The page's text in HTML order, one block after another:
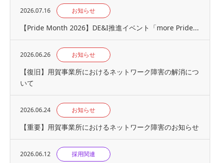
2026.07.16 お知らせ
【Pride Month 2026】DE&I推進イベント「more Pride...
2026.06.26 お知らせ
【復旧】用賀事業所におけるネットワーク障害の解消につ
いて
2026.06.24 お知らせ
【重要】用賀事業所におけるネットワーク障害のお知らせ
2026.06.12 採用関連